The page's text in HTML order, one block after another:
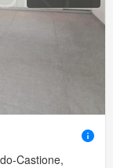
Castione,